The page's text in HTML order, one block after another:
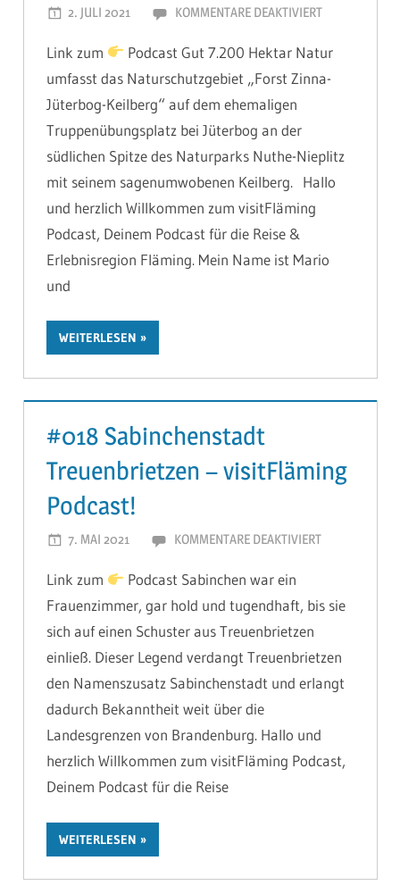
2. JULI 2021 MARIOHAGEN
KOMMENTARE DEAKTIVIERTFÜR
DER
RIESE
–
VISITFLÄMING
Link zum
Podcast Gut 7.200 Hektar Natur
umfasst das Naturschutzgebiet „Forst Zinna-
Jüterbog-Keilberg“ auf dem ehemaligen
Truppenübungsplatz bei Jüterbog an der
südlichen Spitze des Naturparks Nuthe-Nieplitz
mit seinem sagenumwobenen Keilberg. Hallo
und herzlich Willkommen zum visitFläming
Podcast, Deinem Podcast für die Reise &
Erlebnisregion Fläming. Mein Name ist Mario
und
WEITERLESEN
#018 Sabinchenstadt
Treuenbrietzen – visitFläming
Podcast!
7. MAI 2021 MARIOHAGEN
KOMMENTARE DEAKTIVIERTFÜR
VISITFLÄMING
PODCAST!
Link zum
Podcast Sabinchen war ein
Frauenzimmer, gar hold und tugendhaft, bis sie
sich auf einen Schuster aus Treuenbrietzen
einließ. Dieser Legend verdangt Treuenbrietzen
den Namenszusatz Sabinchenstadt und erlangt
dadurch Bekanntheit weit über die
Landesgrenzen von Brandenburg. Hallo und
herzlich Willkommen zum visitFläming Podcast,
Deinem Podcast für die Reise
WEITERLESEN